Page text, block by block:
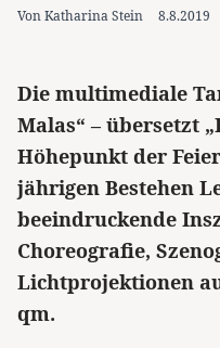
Von Katharina Stein 8.8.2019
Die multimediale
Malas“ – übersetzt
Höhepunkt der
jährigen Bestehen
beeindruckende
Choreografie,
Lichtprojektionen
qm.